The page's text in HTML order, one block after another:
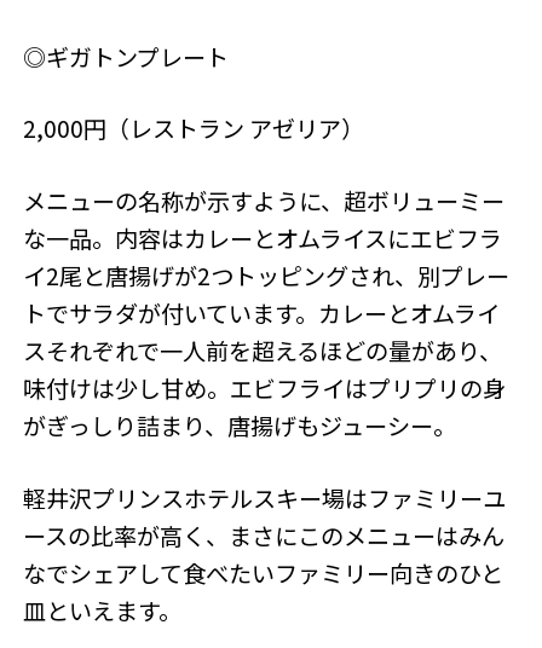
◎ギガトンプレート
2,000円（レストラン アゼリア）
メニューの名称が示すように、超ボリューミー
な一品。内容はカレーとオムライスにエビフラ
イ2尾と唐揚げが2つトッピングされ、別プレー
トでサラダが付いています。カレーとオムライ
スそれぞれで一人前を超えるほどの量があり、
味付けは少し甘め。エビフライはプリプリの身
がぎっしり詰まり、唐揚げもジューシー。
軽井沢プリンスホテルスキー場はファミリーユ
ースの比率が高く、まさにこのメニューはみん
なでシェアして食べたいファミリー向きのひと
皿といえます。